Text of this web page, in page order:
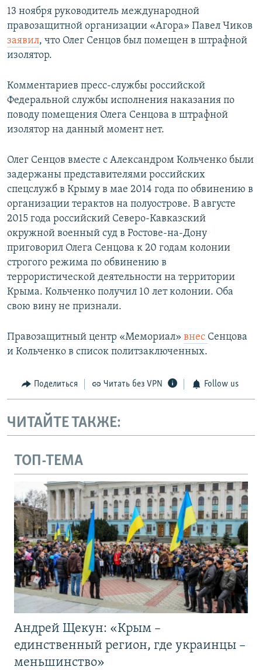
13 ноября руководитель международной
правозащитной организации «Агора» Павел Чиков
заявил, что Олег Сенцов был помещен в штрафной
изолятор.
Комментариев пресс-службы российской
Федеральной службы исполнения наказания по
поводу помещения Олега Сенцова в штрафной
изолятор на данный момент нет.
Олег Сенцов вместе с Александром Кольченко были
задержаны представителями российских
спецслужб в Крыму в мае 2014 года по обвинению в
организации терактов на полуострове. В августе
2015 года российский Северо-Кавказский
окружной военный суд в Ростове-на-Дону
приговорил Олега Сенцова к 20 годам колонии
строгого режима по обвинению в
террористической деятельности на территории
Крыма. Кольченко получил 10 лет колонии. Оба
свою вину не признали.
Правозащитный центр «Мемориал» внес Сенцова
и Кольченко в список политзаключенных.
Поделиться Читать без VPN Follow us
ЧИТАЙТЕ ТАКЖЕ:
ТОП-ТЕМА
Андрей Щекун: «Крым –
единственный регион, где украинцы –
меньшинство»